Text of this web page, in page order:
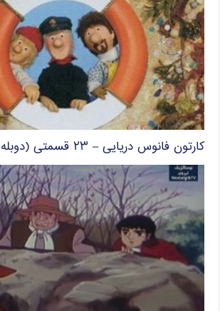
کارتون فانوس دریایی – ۲۳ قسمتی (دوبله فارسی)